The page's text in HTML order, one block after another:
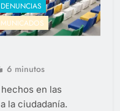
DENUNCIAS
6 minutos
en las
la ciudadanía.